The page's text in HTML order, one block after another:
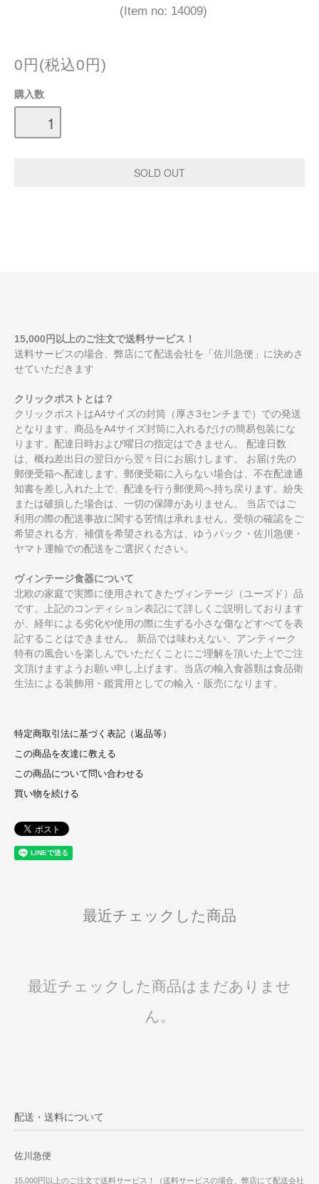
(Item no: 14009)
0円(税込0円)
購入数
15,000円以上のご注文で送料サービス！
送料サービスの場合、弊店にて配送会社を「佐川急便」に決めさ
せていただきます
クリックポストとは？
クリックポストはA4サイズの封筒（厚さ3センチまで）での発送
となります。商品をA4サイズ封筒に入れるだけの簡易包装にな
ります。配達日時および曜日の指定はできません。 配達日数
は、概ね差出日の翌日から翌々日にお届けします。 お届け先の
郵便受箱へ配達します。郵便受箱に入らない場合は、不在配達通
知書を差し入れた上で、配達を行う郵便局へ持ち戻ります。紛失
または破損した場合は、一切の保障がありません。 当店ではご
利用の際の配送事故に関する苦情は承れません。受領の確認をご
希望される方、補償を希望される方は、ゆうパック・佐川急便・
ヤマト運輸での配送をご選択ください。
ヴィンテージ食器について
北欧の家庭で実際に使用されてきたヴィンテージ（ユーズド）品
です。上記のコンディション表記にて詳しくご説明しております
が、経年による劣化や使用の際に生ずる小さな傷などすべてを表
記することはできません。 新品では味わえない、アンティーク
特有の風合いを楽しんでいただくことにご理解を頂いた上でご注
文頂けますようお願い申し上げます。当店の輸入食器類は食品衛
生法による装飾用・鑑賞用としての輸入・販売になります。
特定商取引法に基づく表記（返品等）
この商品を友達に教える
この商品について問い合わせる
買い物を続ける
最近チェックした商品
最近チェックした商品はまだありませ
ん。
配送・送料について
佐川急便
15,000円以上のご注文で送料サービス！（送料サービスの場合、弊店にて配送会社